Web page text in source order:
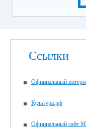
Ссылки
Официальный
Культура.рф
Официальный сайт